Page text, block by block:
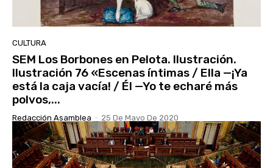
CULTURA
SEM Los Borbones en Pelota. Ilustración.
Ilustración 76 «Escenas íntimas / Ella —¡Ya
está la caja vacía! / Él —Yo te echaré más
polvos,...
Redacción Asamblea - 25 De Mayo De 2020